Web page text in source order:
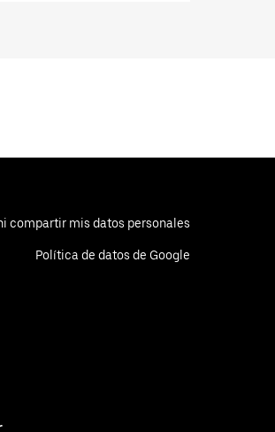
compartir mis datos personales
Política de datos de Google